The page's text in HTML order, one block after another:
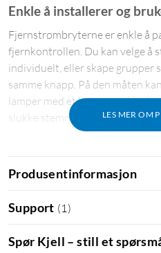
LES MER OM
Enkle å installerer og
Fjernstrømbryterne er enkle å
fjernkontrollen. Du kan velge å
individuelt, eller skape grupper
samme knapp. På den måten
lamper med et knappetrykk
slukke stemningsbelysningen
Til og med for apparater
energiforbruk.
Strømbryterene har støtte for
innebærer at du kan bruke de for
men også vifter, elektriske
husholdningsapparater så
Produsentinformasjon
Support (1 )
Spør Kjell – still et